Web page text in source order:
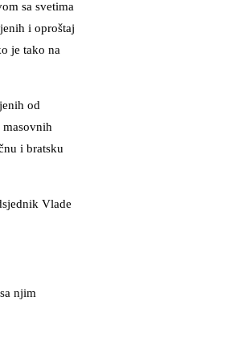
sa svetima
i oproštaj
je tako na
od
masovnih
i bratsku
Vlade
njim